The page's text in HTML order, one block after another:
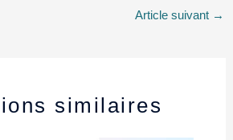
Article suivant →
similaires